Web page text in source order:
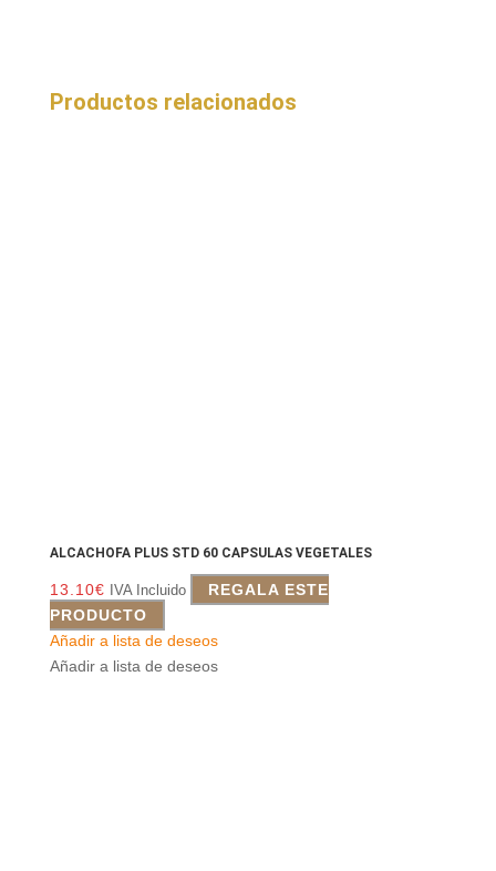
Productos relacionados
ALCACHOFA PLUS STD 60 CAPSULAS VEGETALES
13.10€ IVA Incluido
REGALA ESTE
PRODUCTO
Añadir a lista de deseos
Añadir a lista de deseos